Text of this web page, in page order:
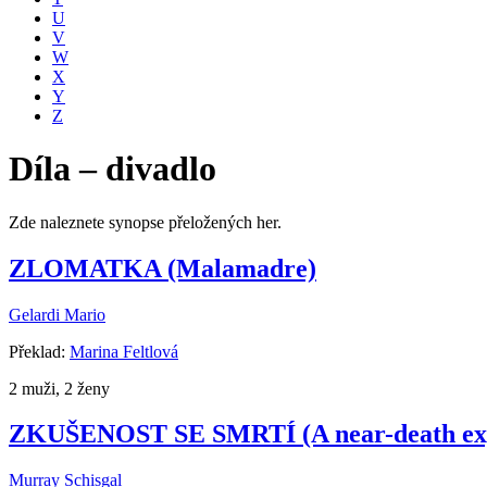
U
V
W
X
Y
Z
Díla – divadlo
Zde naleznete synopse přeložených her.
ZLOMATKA (Malamadre)
Gelardi Mario
Překlad: Marina Feltlová
2 muži, 2 ženy
ZKUŠENOST SE SMRTÍ (A near-death
Murray Schisgal